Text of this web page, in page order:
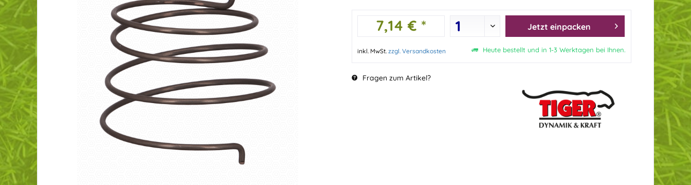
7,14 € * Jetzt einpacken
inkl. MwSt. zzgl. Versandkosten Heute bestellt und in 1-3 Werktagen bei Ihnen.
Fragen zum Artikel?